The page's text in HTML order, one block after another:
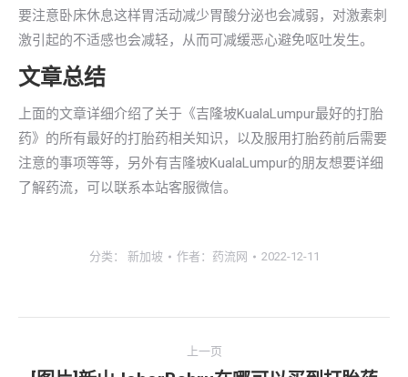
要注意卧床休息这样胃活动减少胃酸分泌也会减弱，对激素刺
激引起的不适感也会减轻，从而可减缓恶心避免呕吐发生。
文章总结
上面的文章详细介绍了关于《吉隆坡KualaLumpur最好的打胎
药》的所有最好的打胎药相关知识，以及服用打胎药前后需要
注意的事项等等，另外有吉隆坡KualaLumpur的朋友想要详细
了解药流，可以联系本站客服微信。
分类： 新加坡 作者： 药流网 2022-12-11
上一页